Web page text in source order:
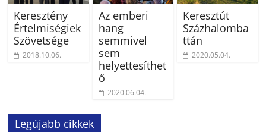
Keresztény
Értelmiségiek
Szövetsége
2018.10.06.
Az emberi
hang
semmivel
sem
helyettesíthet
ő
2020.06.04.
Keresztút
Százhalomba
ttán
2020.05.04.
Legújabb cikkek